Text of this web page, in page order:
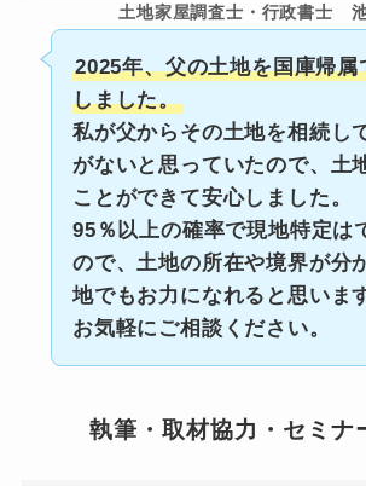
土地家屋調査士・行政書士
2025年、父の土地を国庫帰属
しました。
私が父からその土地を相続し
がないと思っていたので、土
ことができて安心しました。
95％以上の確率で現地特定は
ので、土地の所在や境界が分
地でもお力になれると思いま
お気軽にご相談ください。
執筆・取材協力・セミナ